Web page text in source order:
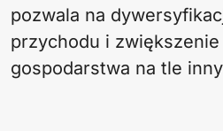
pozwala na
przychodu i
gospodarstwa na tle